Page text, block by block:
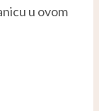
u ovom